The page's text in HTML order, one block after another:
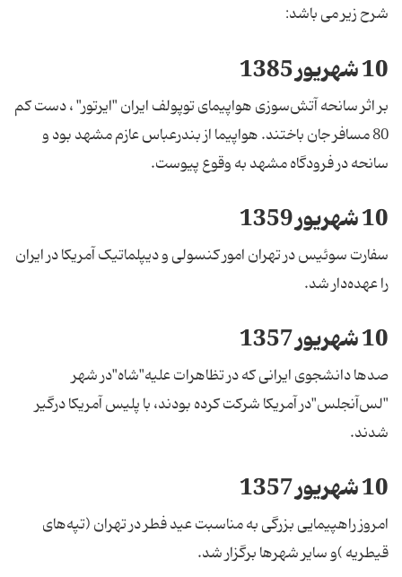
شرح زیر می باشد:
10 شهریور 1385
بر اثر سانحه آتش‌سوزی هواپیمای توپولف ایران "ایرتور" ، دست کم
80 مسافر جان باختند. هواپیما از بندر‌عباس عازم مشهد بود و
سانحه در فرودگاه مشهد به وقوع پیوست.
10 شهریور 1359
سفارت سوئیس در تهران امور کنسولی و دیپلماتیک آمریکا در ایران
را عهده‌دار شد.
10 شهریور 1357
صدها دانشجوی ایرانی که در تظاهرات علیه"شاه"در شهر
"لس‌آنجلس"در آمریکا شرکت کرده بودند، با پلیس آمریکا درگیر
شدند.
10 شهریور 1357
امروز راهپیمایی بزرگی به مناسبت عید فطر در تهران (تپه‌های
قیطریه )و سایر شهرها برگزار شد.